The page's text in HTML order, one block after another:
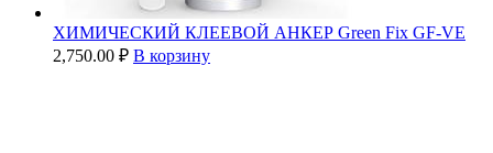
ХИМИЧЕСКИЙ КЛЕЕВОЙ АНКЕР Green Fix GF-VE
2,750.00 ₽ В корзину